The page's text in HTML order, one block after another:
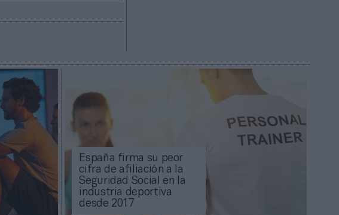
España firma su peor
cifra de afiliación a la
Seguridad Social en la
industria deportiva
desde 2017